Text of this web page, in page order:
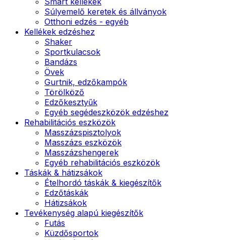
Súlyemelő keretek és állványok
Otthoni edzés - egyéb
Kellékek edzéshez
Shaker
Sportkulacsok
Bandázs
Övek
Gurtnik, edzőkampók
Törölköző
Edzőkesztyűk
Egyéb segédeszközök edzéshez
Rehabilitációs eszközök
Masszázspisztolyok
Masszázs eszközök
Masszázshengerek
Egyéb rehabilitációs eszközök
Táskák & hátizsákok
Ételhordó táskák & kiegészítők
Edzőtáskák
Hátizsákok
Tevékenység alapú kiegészítők
Futás
Küzdősportok